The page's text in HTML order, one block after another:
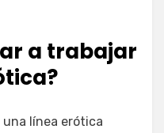
a trabajar
línea erótica